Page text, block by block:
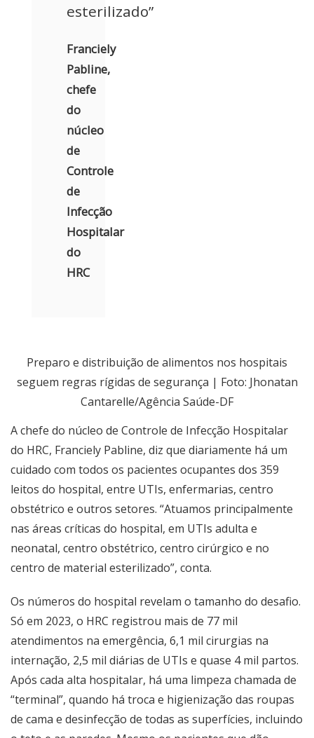
esterilizado”
Franciely
Pabline,
chefe
do
núcleo
de
Controle
de
Infecção
Hospitalar
do
HRC
Preparo e distribuição de alimentos nos hospitais
seguem regras rígidas de segurança | Foto: Jhonatan
Cantarelle/Agência Saúde-DF
A chefe do núcleo de Controle de Infecção Hospitalar
do HRC, Franciely Pabline, diz que diariamente há um
cuidado com todos os pacientes ocupantes dos 359
leitos do hospital, entre UTIs, enfermarias, centro
obstétrico e outros setores. “Atuamos principalmente
nas áreas críticas do hospital, em UTIs adulta e
neonatal, centro obstétrico, centro cirúrgico e no
centro de material esterilizado”, conta.
Os números do hospital revelam o tamanho do desafio.
Só em 2023, o HRC registrou mais de 77 mil
atendimentos na emergência, 6,1 mil cirurgias na
internação, 2,5 mil diárias de UTIs e quase 4 mil partos.
Após cada alta hospitalar, há uma limpeza chamada de
“terminal”, quando há troca e higienização das roupas
de cama e desinfecção de todas as superfícies, incluindo